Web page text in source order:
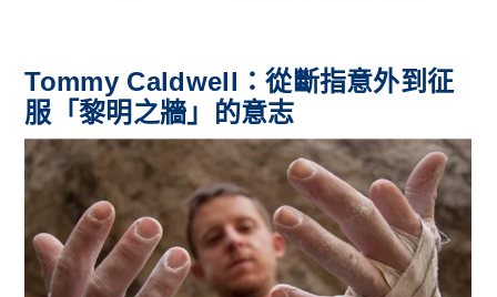
Tommy Caldwell：從斷指意外到征
服「黎明之牆」的意志